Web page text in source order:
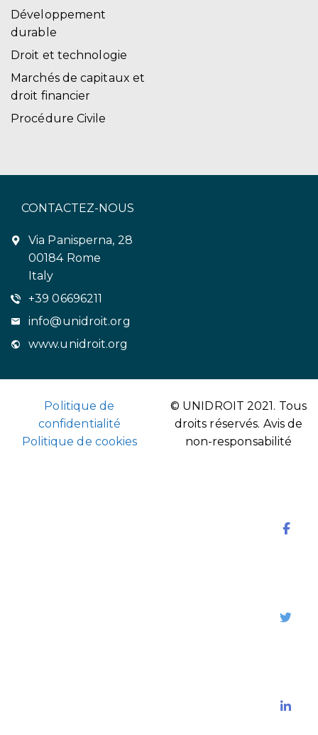
Développement
durable
Droit et technologie
Marchés de capitaux et
droit financier
Procédure Civile
CONTACTEZ-NOUS
Via Panisperna, 28
00184 Rome
Italy
+39 06696211
info@unidroit.org
www.unidroit.org
Politique de
confidentialité
Politique de cookies
© UNIDROIT 2021. Tous
droits réservés. Avis de
non-responsabilité